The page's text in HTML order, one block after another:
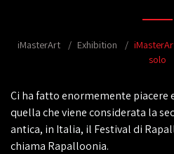
iMasterArt Exhibition
solo
Ci ha fatto enormemente piacere
quella che viene considerata la
antica, in Italia, il Festival di
chiama Rapalloonia.